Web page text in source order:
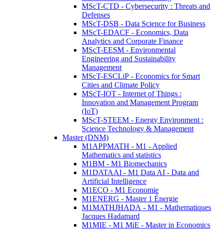
MScT-CTD - Cybersecurity : Threats and
Defenses
MScT-DSB - Data Science for Business
MScT-EDACF - Economics, Data
Analytics and Corporate Finance
MScT-EESM - Environmental
Engineering and Sustainability
Management
MScT-ESCLiP - Economics for Smart
Cities and Climate Policy
MScT-IOT - Internet of Things :
Innovation and Management Program
(IoT)
MScT-STEEM - Energy Environment :
Science Technology & Management
Master (DNM)
M1APPMATH - M1 - Applied
Mathematics and statistics
M1BM - M1 Biomechanics
M1DATAAI - M1 Data AI - Data and
Artificial Intelligence
M1ECO - M1 Economie
M1ENERG - Master 1 Énergie
M1MATHJHADA - M1 - Mathematiques
Jacques Hadamard
M1MIE - M1 MiE - Master in Economics